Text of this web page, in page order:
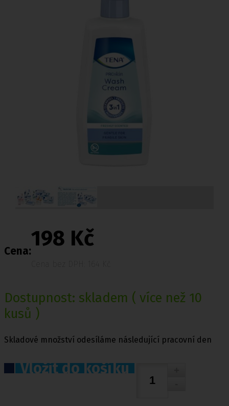
Cena:
198 Kč
Dostupnost: skladem ( více než 10
kusů )
Skladové množství odesíláme následující pracovní den
Vložit do košíku